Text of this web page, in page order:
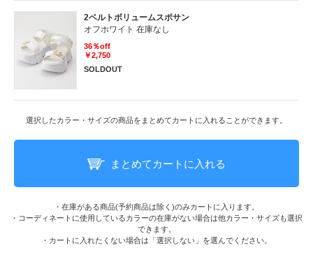
2ベルトボリュームスポサン
オフホワイト 在庫なし
36％off
￥2,750
SOLDOUT
選択したカラー・サイズの商品をまとめてカートに入れることができます。
まとめてカートに入れる
・在庫がある商品(予約商品は除く)のみカートに入ります。
・コーディネートに使用しているカラーの在庫がない場合は他カラー・サイズも選択
できます。
・カートに入れたくない場合は「選択しない」を選んでください。